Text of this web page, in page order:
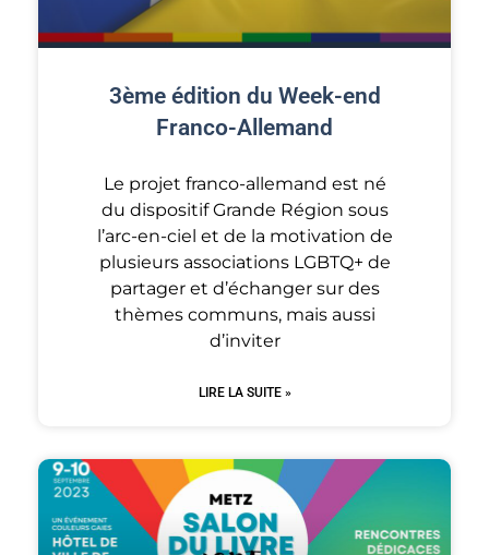
3ème édition du Week-end
Franco-Allemand
Le projet franco-allemand est né
du dispositif Grande Région sous
l’arc-en-ciel et de la motivation de
plusieurs associations LGBTQ+ de
partager et d’échanger sur des
thèmes communs, mais aussi
d’inviter
LIRE LA SUITE »